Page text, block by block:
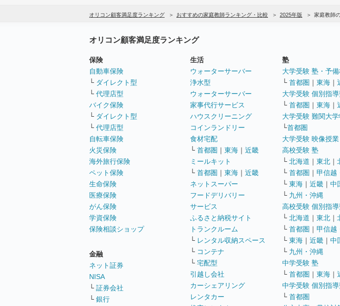
オリコン顧客満足度ランキング おすすめの家庭教師ランキング・比較 2025年版 家庭教師
オリコン顧客満足度ランキング
保険
自動車保険
└ ダイレクト型
└ 代理店型
バイク保険
└ ダイレクト型
└ 代理店型
自転車保険
火災保険
海外旅行保険
ペット保険
生命保険
医療保険
がん保険
学資保険
保険相談ショップ
金融
ネット証券
NISA
└ 証券会社
└ 銀行
生活
ウォーターサーバー
浄水型
ウォーターサーバー
家事代行サービス
ハウスクリーニング
コインランドリー
食材宅配
└ 首都圏 ｜ 東海 ｜ 近畿
ミールキット
└ 首都圏 ｜ 東海 ｜ 近畿
ネットスーパー
フードデリバリー
サービス
ふるさと納税サイト
トランクルーム
└ レンタル収納スペース
└ コンテナ
└ 宅配型
引越し会社
カーシェアリング
レンタカー
塾
大学受験 塾・予
└ 首都圏 ｜ 東海 ｜
大学受験 個別指
└ 首都圏 ｜ 東海 ｜
大学受験 難関大
└首都圏
大学受験 映像授業
高校受験 塾
└ 北海道 ｜ 東北 ｜
└ 首都圏 ｜ 甲信越
└ 東海 ｜ 近畿 ｜ 中
└ 九州・沖縄
高校受験 個別指
└ 北海道 ｜ 東北 ｜
└ 首都圏 ｜ 甲信越
└ 東海 ｜ 近畿 ｜ 中
└ 九州・沖縄
中学受験 塾
└ 首都圏 ｜ 東海 ｜
中学受験 個別指
└ 首都圏